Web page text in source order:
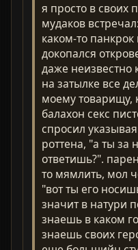
я просто в своих
мудаков
каком-то
докопался
даже неизвестно
на затылке все
моему товарищу,
балахон секс
спросил
роттена, "а ты за
ответишь?".
то мямлить, мол
"вот ты его
значит в натури
знаешь в каком
знаешь своих